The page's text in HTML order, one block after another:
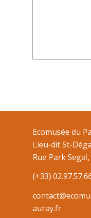
Ecomusée du
Lieu-dit St-
Rue Park Segal,
(+33)
auray.fr